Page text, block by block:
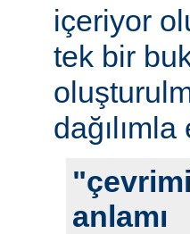
içeriyor
tek bir
anlamı